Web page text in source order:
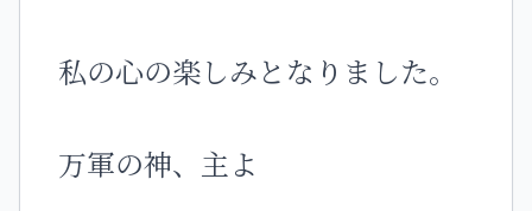
私の心の楽しみとなりました。
万軍の神、主よ